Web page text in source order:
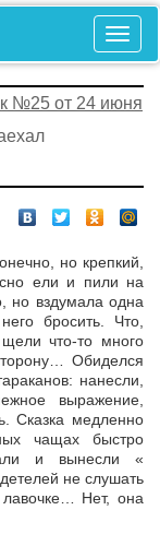
№25 от 24 июня
но крепкий,
ели и пили на
но вздумала одна
бросить. Что,
что-то много
Обиделся
нанесли,
выражение,
Сказка медленно
чащах быстро
и вынесли «
не слушать
Нет, она